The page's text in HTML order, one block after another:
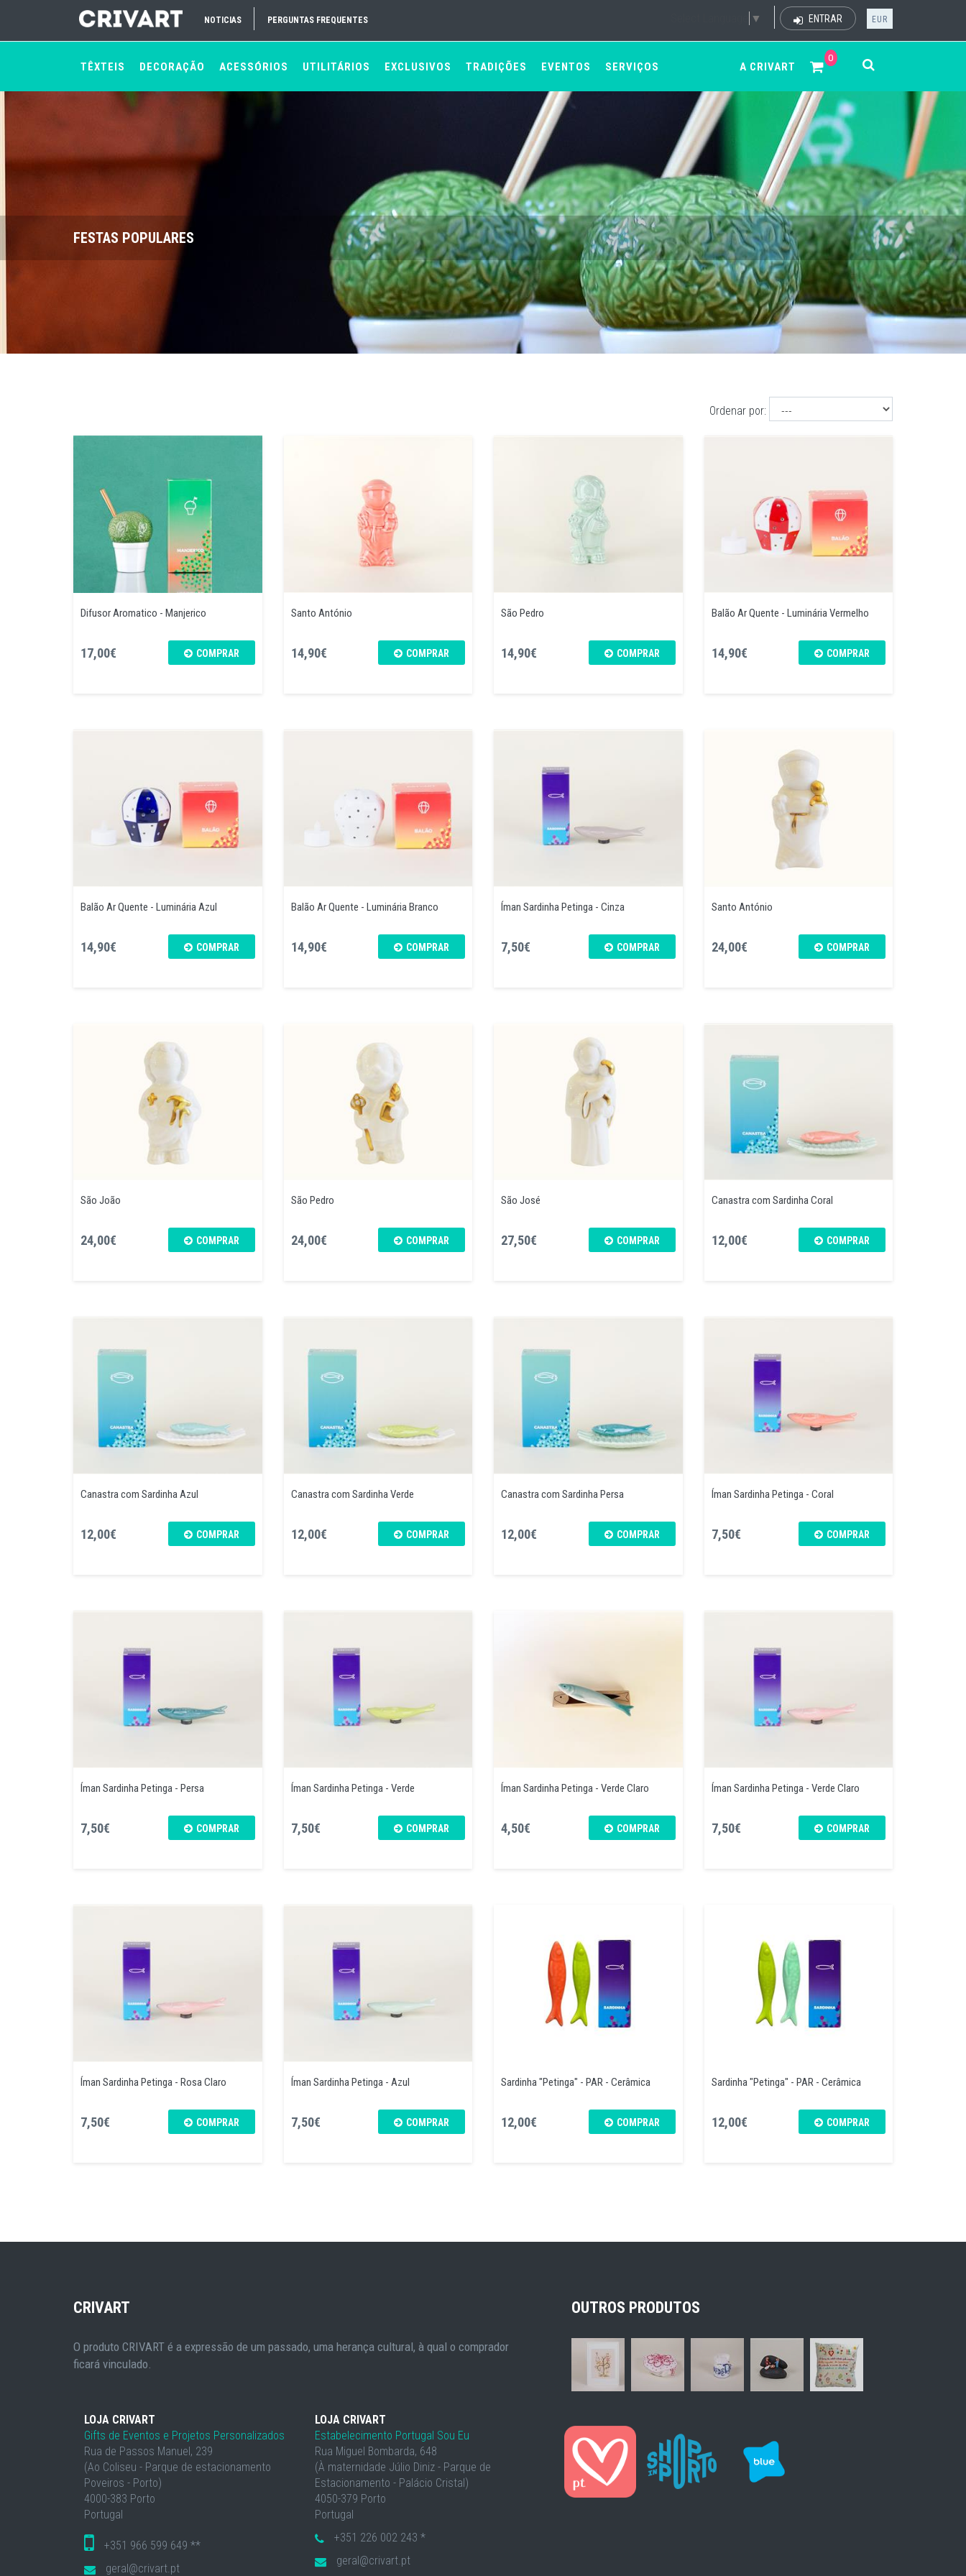
NOTICIAS PERGUNTAS FREQUENTES ▼ ENTRAR EUR
TÊXTEIS DECORAÇÃO ACESSÓRIOS UTILITÁRIOS EXCLUSIVOS TRADIÇÕES EVENTOS SERVIÇOS
0
A CRIVART
FESTAS POPULARES
Ordenar por:
Difusor Aromatico - Manjerico
17,00€ COMPRAR
Santo António
14,90€ COMPRAR
São Pedro
14,90€ COMPRAR
Balão Ar Quente - Luminária Vermelho
14,90€ COMPRAR
Balão Ar Quente - Luminária Azul
14,90€ COMPRAR
Balão Ar Quente - Luminária Branco
14,90€ COMPRAR
Íman Sardinha Petinga - Cinza
7,50€ COMPRAR
Santo António
24,00€ COMPRAR
São João
24,00€ COMPRAR
São Pedro
24,00€ COMPRAR
São José
27,50€ COMPRAR
Canastra com Sardinha Coral
12,00€ COMPRAR
Canastra com Sardinha Azul
12,00€ COMPRAR
Canastra com Sardinha Verde
12,00€ COMPRAR
Canastra com Sardinha Persa
12,00€ COMPRAR
Íman Sardinha Petinga - Coral
7,50€ COMPRAR
Íman Sardinha Petinga - Persa
7,50€ COMPRAR
Íman Sardinha Petinga - Verde
7,50€ COMPRAR
Íman Sardinha Petinga - Verde Claro
4,50€ COMPRAR
Íman Sardinha Petinga - Verde Claro
7,50€ COMPRAR
Íman Sardinha Petinga - Rosa Claro
7,50€ COMPRAR
Íman Sardinha Petinga - Azul
7,50€ COMPRAR
Sardinha "Petinga" - PAR - Cerâmica
12,00€ COMPRAR
Sardinha "Petinga" - PAR - Cerâmica
12,00€ COMPRAR
CRIVART
O produto CRIVART é a expressão de um passado, uma herança cultural, à qual o comprador
ficará vinculado.
LOJA CRIVART
Gifts de Eventos e Projetos Personalizados
Rua de Passos Manuel, 239
(Ao Coliseu - Parque de estacionamento
Poveiros - Porto)
4000-383 Porto
Portugal
+351 966 599 649 **
geral@crivart.pt
LOJA CRIVART
Estabelecimento Portugal Sou Eu
Rua Miguel Bombarda, 648
(À maternidade Júlio Diniz - Parque de
Estacionamento - Palácio Cristal)
4050-379 Porto
Portugal
+351 226 002 243 *
geral@crivart.pt
OUTROS PRODUTOS